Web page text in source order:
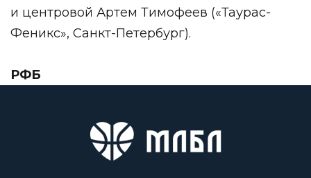
и центровой Артем Тимофеев («Таурас-
Феникс», Санкт-Петербург).
РФБ